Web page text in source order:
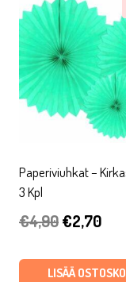
Paperiviuhkat –
3 Kpl
€4,90
oli:
€2,70
on:
LISÄÄ